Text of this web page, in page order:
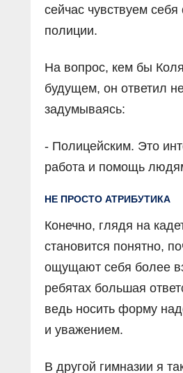
сейчас чувствуем себя
полиции.
На вопрос, кем бы
будущем, он ответил
задумываясь:
- Полицейским. Это
работа и помощь
НЕ ПРОСТО АТРИБУТИКА
Конечно, глядя на
становится понятно,
ощущают себя более
ребятах большая
ведь носить форму
и уважением.
В другой гимназии я